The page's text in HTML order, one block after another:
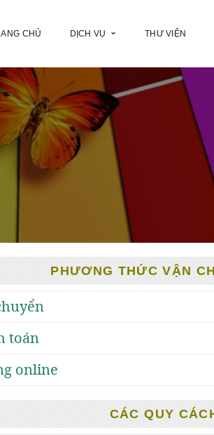
CHỦ DỊCH VỤ THƯ VIỆN
PHƯƠNG THỨC VẬN
toán
online
CÁC QUY